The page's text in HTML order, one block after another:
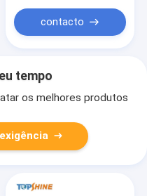
contacto
tempo
os melhores produtos